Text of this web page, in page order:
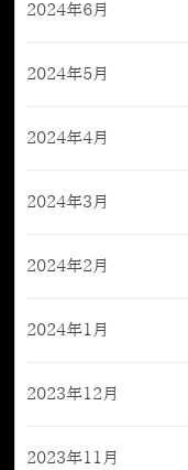
2024年6月
2024年5月
2024年4月
2024年3月
2024年2月
2024年1月
2023年12月
2023年11月